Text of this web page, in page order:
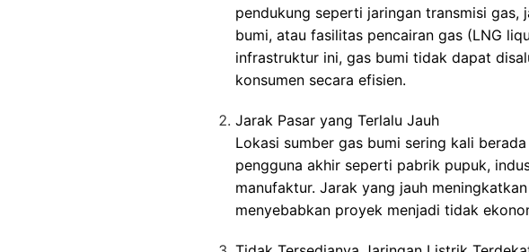
pendukung seperti jaringan transmisi gas,
bumi, atau fasilitas pencairan gas (LNG
infrastruktur ini, gas bumi tidak dapat
konsumen secara efisien.
Jarak Pasar yang Terlalu Jauh
Lokasi sumber gas bumi sering kali
pengguna akhir seperti pabrik pupuk,
manufaktur. Jarak yang jauh
menyebabkan proyek menjadi tidak